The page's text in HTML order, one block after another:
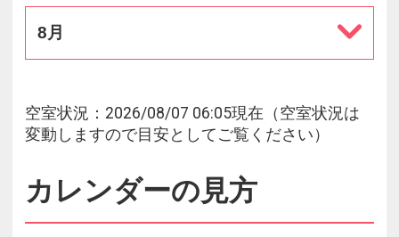
8月
空室状況：2026/08/07 06:05現在（空室状況は
変動しますので目安としてご覧ください）
カレンダーの見方